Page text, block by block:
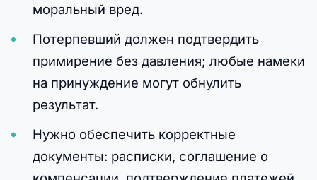
моральный вред.
Потерпевший должен подтвердить
примирение без давления; любые намеки
на принуждение могут обнулить
результат.
Нужно обеспечить корректные
документы: расписки, соглашение о